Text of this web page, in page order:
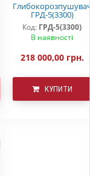
ГРД-5(3300)
Код: ГРД-5(3300)
В наявності
218 000,00 грн.
КУПИТИ